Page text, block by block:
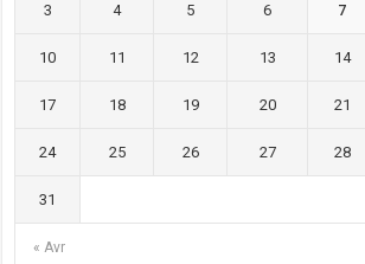
« Avr
3 4 5 6 7
10 11 12 13 14
17 18 19 20 21
24 25 26 27 28
31